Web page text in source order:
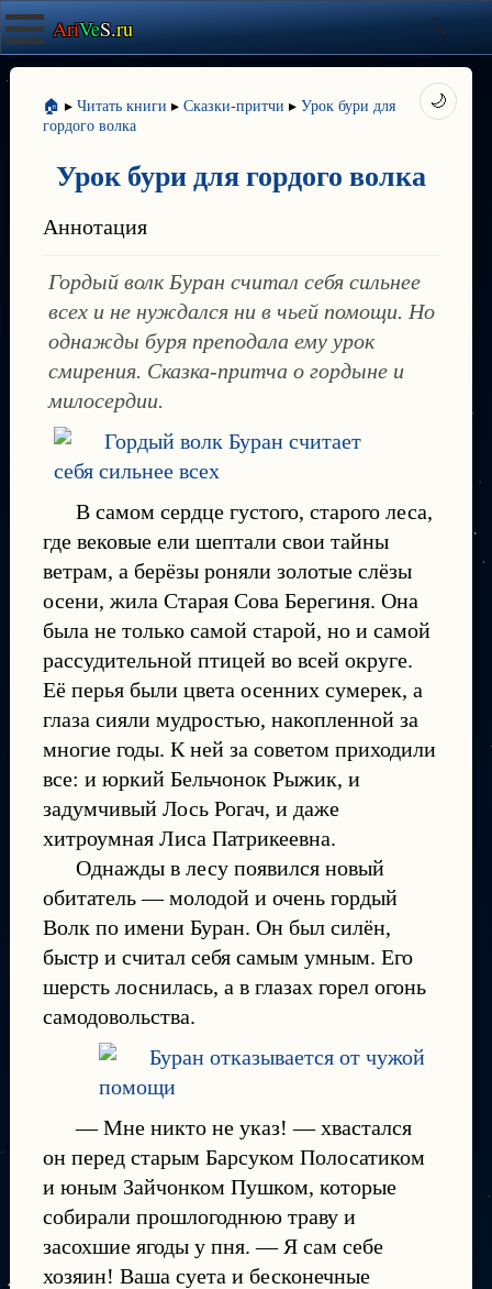
AriVeS.ru
🏠 ▸ Читать книги ▸ Сказки-притчи ▸ Урок бури для
гордого волка
Урок бури для гордого волка
Аннотация
Гордый волк Буран считал себя сильнее
всех и не нуждался ни в чьей помощи. Но
однажды буря преподала ему урок
смирения. Сказка-притча о гордыне и
милосердии.
В самом сердце густого, старого леса,
где вековые ели шептали свои тайны
ветрам, а берёзы роняли золотые слёзы
осени, жила Старая Сова Берегиня. Она
была не только самой старой, но и самой
рассудительной птицей во всей округе.
Её перья были цвета осенних сумерек, а
глаза сияли мудростью, накопленной за
многие годы. К ней за советом приходили
все: и юркий Бельчонок Рыжик, и
задумчивый Лось Рогач, и даже
хитроумная Лиса Патрикеевна.
Однажды в лесу появился новый
обитатель — молодой и очень гордый
Волк по имени Буран. Он был силён,
быстр и считал себя самым умным. Его
шерсть лоснилась, а в глазах горел огонь
самодовольства.
— Мне никто не указ! — хвастался
он перед старым Барсуком Полосатиком
и юным Зайчонком Пушком, которые
собирали прошлогоднюю траву и
засохшие ягоды у пня. — Я сам себе
хозяин! Ваша суета и бесконечные
🌙